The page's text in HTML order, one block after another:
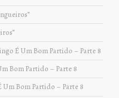
É Um Bom Partido – Parte 8
Bom Partido – Parte 8
Um Bom Partido – Parte 8